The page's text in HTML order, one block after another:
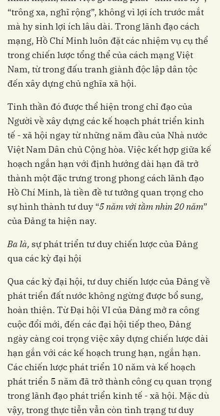
“trông xa, nghĩ rộng”, không vì lợi ích trước mắt
mà hy sinh lợi ích lâu dài. Trong lãnh đạo cách
mạng, Hồ Chí Minh luôn đặt các nhiệm vụ cụ thể
trong chiến lược tổng thể của cách mạng Việt
Nam, từ trong đấu tranh giành độc lập dân tộc
đến xây dựng chủ nghĩa xã hội.
Tinh thần đó được thể hiện trong chỉ đạo của
Người về xây dựng các kế hoạch phát triển kinh
tế - xã hội ngay từ những năm đầu của Nhà nước
Việt Nam Dân chủ Cộng hòa. Việc kết hợp giữa kế
hoạch ngắn hạn với định hướng dài hạn đã trở
thành một đặc trưng trong phong cách lãnh đạo
Hồ Chí Minh, là tiền đề tư tưởng quan trọng cho
sự hình thành tư duy “5 năm với tầm nhìn 20 năm”
của Đảng ta hiện nay.
Ba là, sự phát triển tư duy chiến lược của Đảng
qua các kỳ đại hội
Qua các kỳ đại hội, tư duy chiến lược của Đảng về
phát triển đất nước không ngừng được bổ sung,
hoàn thiện. Từ Đại hội VI của Đảng mở ra công
cuộc đổi mới, đến các đại hội tiếp theo, Đảng
ngày càng coi trọng việc xây dựng chiến lược dài
hạn gắn với các kế hoạch trung hạn, ngắn hạn.
Các chiến lược phát triển 10 năm và kế hoạch
phát triển 5 năm đã trở thành công cụ quan trọng
trong lãnh đạo phát triển kinh tế - xã hội. Mặc dù
vậy, trong thực tiễn vẫn còn tình trạng tư duy